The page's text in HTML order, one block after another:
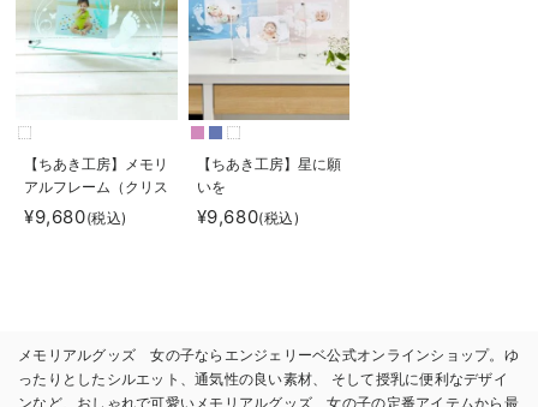
【ちあき工房】メモリ
アルフレーム（クリス
タル調）
¥9,680(税込)
【ちあき工房】星に願
いを
¥9,680(税込)
メモリアルグッズ 女の子ならエンジェリーベ公式オンラインショップ。ゆ
ったりとしたシルエット、通気性の良い素材、 そして授乳に便利なデザイ
ンなど、おしゃれで可愛いメモリアルグッズ 女の子の定番アイテムから最